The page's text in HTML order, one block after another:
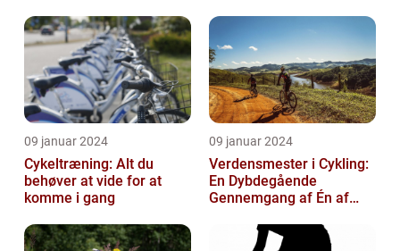
træningsmetod...
09 januar 2024
Cykeltræning: Alt du
behøver at vide for at
komme i gang
09 januar 2024
Verdensmester i Cykling:
En Dybdegående
Gennemgang af Én af
Prestigefyldte r